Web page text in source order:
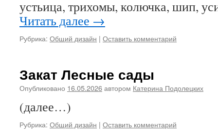
устьица, трихомы, колючка, шип,
Читать далее →
Рубрика: Общий дизайн | Оставить комментарий
Закат Лесные сады
Опубликовано 16.05.2026автором Катерина Подолецких
(далее…)
Рубрика: Общий дизайн | Оставить комментарий